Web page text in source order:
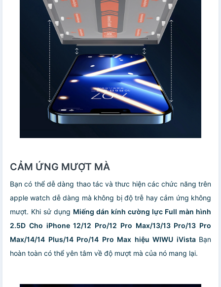
CẢM ỨNG MƯỢT MÀ
Bạn có thể dễ dàng thao tác và thưc hiện các chức năng trên
apple watch dễ dàng mà không bị độ trễ hay cảm ứng không
mượt. Khi sử dụng Miếng dán kính cường lực Full màn hình
2.5D Cho iPhone 12/12 Pro/12 Pro Max/13/13 Pro/13 Pro
Max/14/14 Plus/14 Pro/14 Pro Max hiệu WIWU iVista Bạn
hoàn toàn có thể yên tâm về độ mượt mà của nó mang lại.